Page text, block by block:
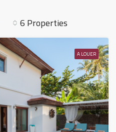
6 Properties
A LOUER